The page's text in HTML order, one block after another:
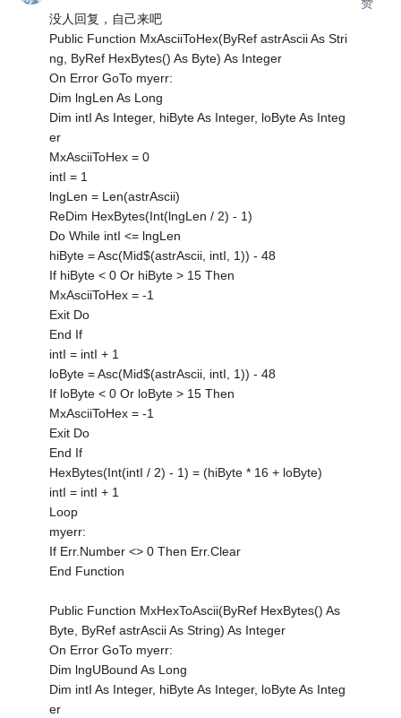
没人回复，自己来吧
Public Function MxAsciiToHex(ByRef astrAscii As Stri
ng, ByRef HexBytes() As Byte) As Integer
On Error GoTo myerr:
Dim lngLen As Long
Dim intI As Integer, hiByte As Integer, loByte As Integ
er
MxAsciiToHex = 0
intI = 1
lngLen = Len(astrAscii)
ReDim HexBytes(Int(lngLen / 2) - 1)
Do While intI <= lngLen
hiByte = Asc(Mid$(astrAscii, intI, 1)) - 48
If hiByte < 0 Or hiByte > 15 Then
MxAsciiToHex = -1
Exit Do
End If
intI = intI + 1
loByte = Asc(Mid$(astrAscii, intI, 1)) - 48
If loByte < 0 Or loByte > 15 Then
MxAsciiToHex = -1
Exit Do
End If
HexBytes(Int(intI / 2) - 1) = (hiByte * 16 + loByte)
intI = intI + 1
Loop
myerr:
If Err.Number <> 0 Then Err.Clear
End Function
Public Function MxHexToAscii(ByRef HexBytes() As
Byte, ByRef astrAscii As String) As Integer
On Error GoTo myerr:
Dim lngUBound As Long
Dim intI As Integer, hiByte As Integer, loByte As Integ
er